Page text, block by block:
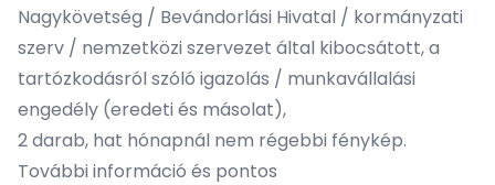
Nagykövetség / Bevándorlási Hivatal / kormányzati
szerv / nemzetközi szervezet által kibocsátott, a
tartózkodásról szóló igazolás / munkavállalási
engedély (eredeti és másolat),
2 darab, hat hónapnál nem régebbi fénykép.
További információ és pontos